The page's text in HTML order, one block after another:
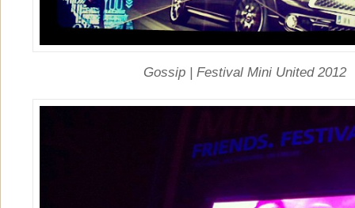
Gossip | Festival Mini United 2012